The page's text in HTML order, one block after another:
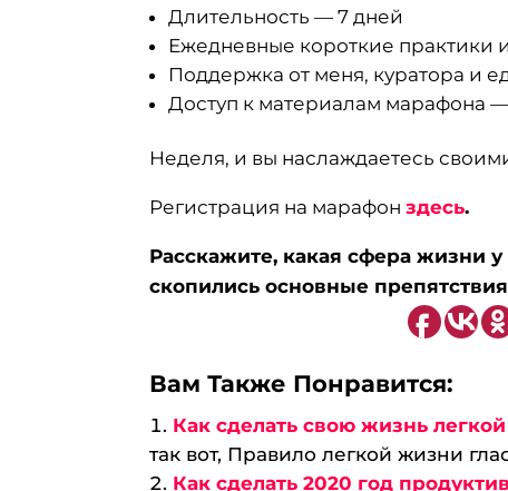
Длительность — 7 дней
Ежедневные короткие практики
Поддержка от меня, куратора и
Доступ к материалам марафона —
Неделя, и вы наслаждаетесь
Регистрация на марафонздесь.
Расскажите, какая сфера жизни
скопились основные
Вам Также Понравится:
Как сделать свою жизнь легкой
так вот, Правило легкой жизни
Как сделать 2020 год